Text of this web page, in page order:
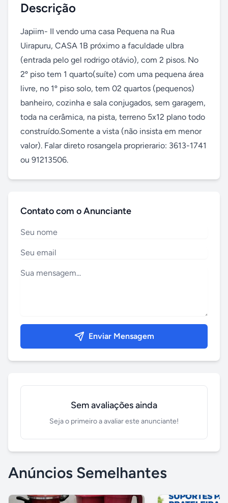
Descrição
Japiim- II vendo uma casa Pequena na Rua
Uirapuru, CASA 1B próximo a faculdade ulbra
(entrada pelo gel rodrigo otávio), com 2 pisos. No
2º piso tem 1 quarto(suíte) com uma pequena área
livre, no 1º piso solo, tem 02 quartos (pequenos)
banheiro, cozinha e sala conjugados, sem garagem,
toda na cerâmica, na pista, terreno 5x12 plano todo
construído.Somente a vista (não insista em menor
valor). Falar direto rosangela proprierario: 3613-1741
ou 91213506.
Contato com o Anunciante
Enviar Mensagem
Sem avaliações ainda
Seja o primeiro a avaliar este anunciante!
Anúncios Semelhantes